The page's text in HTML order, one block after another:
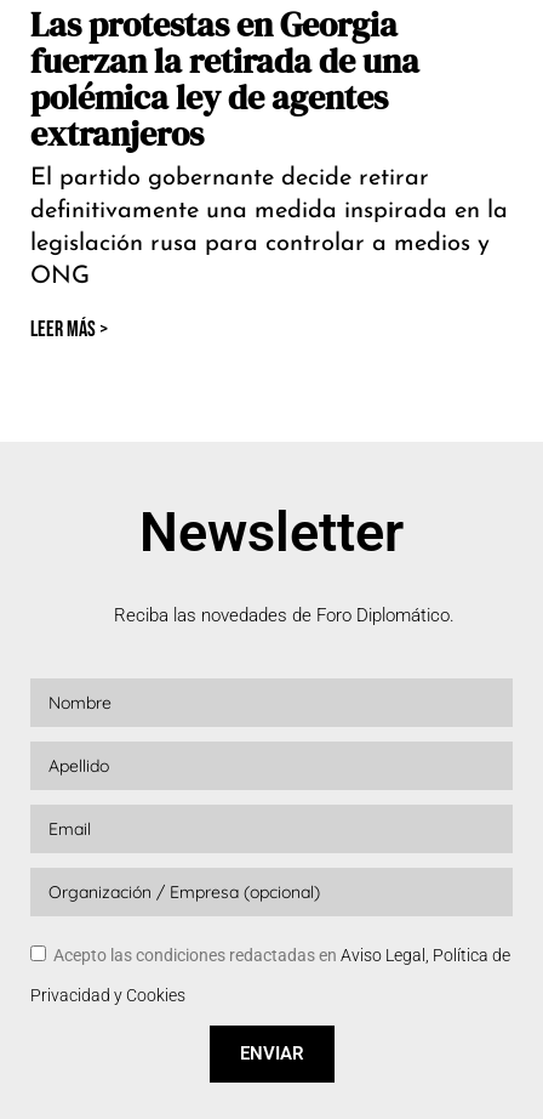
Las protestas en Georgia
fuerzan la retirada de una
polémica ley de agentes
extranjeros
El partido gobernante decide retirar
definitivamente una medida inspirada en la
legislación rusa para controlar a medios y
ONG
LEER MÁS >
Newsletter
Reciba las novedades de Foro Diplomático.
Acepto las condiciones redactadas en Aviso Legal, Política de
Privacidad y Cookies
ENVIAR